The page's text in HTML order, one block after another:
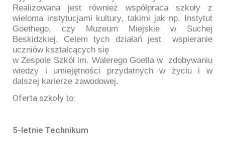
Realizowana jest również współpraca szkoły z
wieloma instytucjami kultury, takimi jak np. Instytut
Goethego, czy Muzeum Miejskie w Suchej
Beskidzkiej. Celem tych działań jest wspieranie
uczniów kształcących się
w Zespole Szkół im. Walerego Goetla w zdobywaniu
wiedzy i umiejętności przydatnych w życiu i w
dalszej karierze zawodowej.
Oferta szkoły to:
5-letnie Technikum